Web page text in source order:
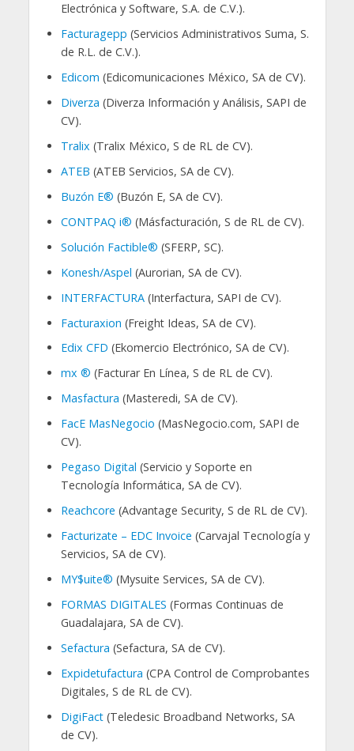
Electrónica y Software, S.A. de C.V.).
Facturagepp (Servicios Administrativos Suma, S.
de R.L. de C.V.).
Edicom (Edicomunicaciones México, SA de CV).
Diverza (Diverza Información y Análisis, SAPI de
CV).
Tralix (Tralix México, S de RL de CV).
ATEB (ATEB Servicios, SA de CV).
Buzón E® (Buzón E, SA de CV).
CONTPAQ i® (Másfacturación, S de RL de CV).
Solución Factible® (SFERP, SC).
Konesh/Aspel (Aurorian, SA de CV).
INTERFACTURA(Interfactura, SAPI de CV).
Facturaxion (Freight Ideas, SA de CV).
Edix CFD (Ekomercio Electrónico, SA de CV).
mx ® (Facturar En Línea, S de RL de CV).
Masfactura (Masteredi, SA de CV).
FacE MasNegocio (MasNegocio.com, SAPI de
CV).
Pegaso Digital (Servicio y Soporte en
Tecnología Informática, SA de CV).
Reachcore (Advantage Security, S de RL de CV).
Facturizate – EDC Invoice (Carvajal Tecnología y
Servicios, SA de CV).
MY$uite® (Mysuite Services, SA de CV).
FORMAS DIGITALES (Formas Continuas de
Guadalajara, SA de CV).
Sefactura (Sefactura, SA de CV).
Expidetufactura (CPA Control de Comprobantes
Digitales, S de RL de CV).
DigiFact(Teledesic Broadband Networks, SA
de CV).